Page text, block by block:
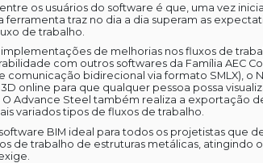
os usuários do software é que, uma vez
ferramenta traz no dia a dia superam as
de trabalho.
implementações de melhorias nos fluxos de
com outros softwares da Família AEC
comunicação bidirecional via formato SMLX), o
online para que qualquer pessoa possa
Advance Steel também realiza a exportação
variados tipos de fluxos de trabalho.
BIM ideal para todos os projetistas que
de trabalho de estruturas metálicas, atingindo